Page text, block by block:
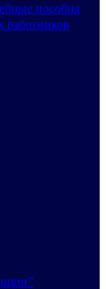
пособия
работников